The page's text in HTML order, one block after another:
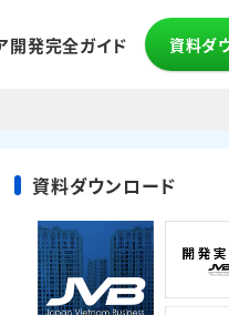
開発完全ガイド 資料ダ
資料ダウンロード